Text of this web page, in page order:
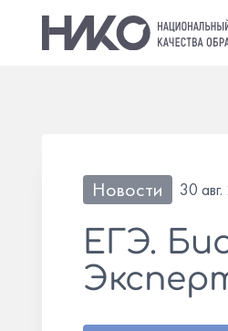
Новости 30
ЕГЭ.